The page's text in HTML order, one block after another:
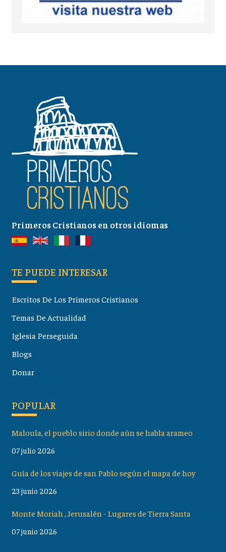
Primeros Cristianos en otros idiomas
TE PUEDE INTERESAR
Escritos De Los Primeros Cristianos
Temas De Actualidad
Iglesia Perseguida
Blogs
Donar
POPULAR
Maloula, el pueblo sirio donde aún se habla arameo
07 julio 2026
Guía de los viajes de san Pablo según el mapa de hoy
23 junio 2026
Monte Moriah , Jerusalén - Lugares de Tierra Santa
07 junio 2026